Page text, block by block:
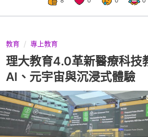
教育 專上教育
理大教育4.0革新醫療科
AI、元宇宙與沉浸式體驗